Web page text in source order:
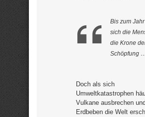
Bis zum
sich die
die Krone
Schöpfung …
Doch als sich
Umweltkatastrophen
Vulkane ausbrechen und
Erdbeben die Welt